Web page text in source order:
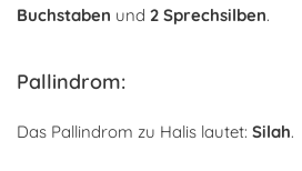
Buchstaben und 2 Sprechsilben.
Pallindrom:
Das Pallindrom zu Halis lautet: Silah.